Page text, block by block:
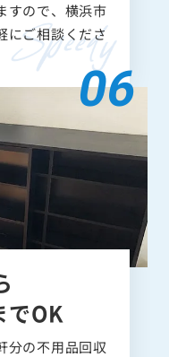
すので、横浜市
にご相談くださ
でOK
分の不用品回収